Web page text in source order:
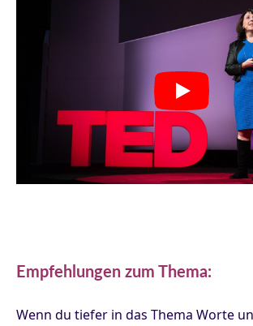
Empfehlungen zum Thema:
Wenn du tiefer in das Thema Worte